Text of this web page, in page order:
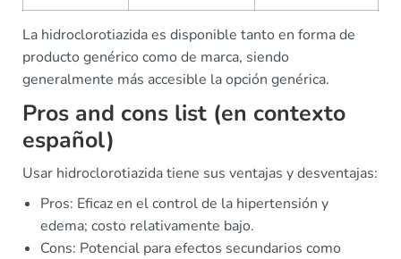
La hidroclorotiazida es disponible tanto en forma de
producto genérico como de marca, siendo
generalmente más accesible la opción genérica.
Pros and cons list (en contexto
español)
Usar hidroclorotiazida tiene sus ventajas y desventajas:
Pros: Eficaz en el control de la hipertensión y
edema; costo relativamente bajo.
Cons: Potencial para efectos secundarios como